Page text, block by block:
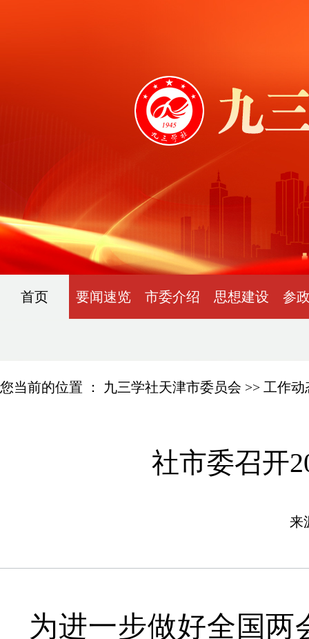
首页 要闻速览 市委介绍 思想建设 参
您当前的位置 ： 九三学社天津市委员会 >> 工作动
社市委召开
为进一步做好全国两